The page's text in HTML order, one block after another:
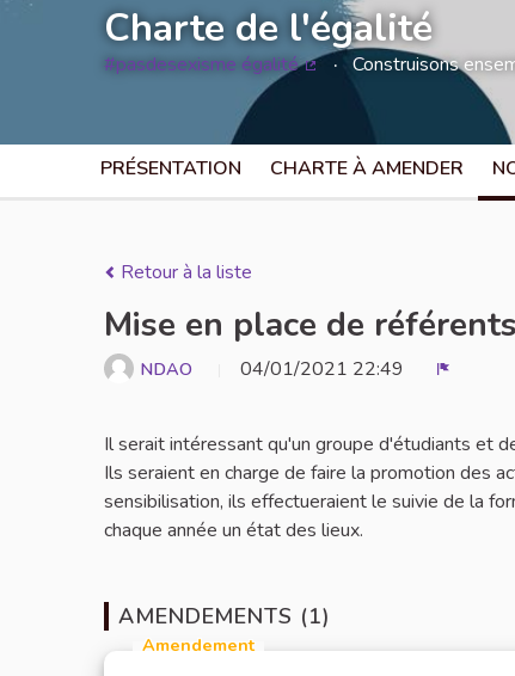
Charte de l'égalité
#pasdesexisme égalité Construisons
PRÉSENTATION CHARTE À AMENDER
Retour à la liste
Mise en place de
NDAO 04/01/2021 22:49
Il serait intéressant qu'un groupe d'étudiants et
Ils seraient en charge de faire la promotion des
sensibilisation, ils effectueraient le suivie de la
chaque année un état des lieux.
AMENDEMENTS (1)
Amendement